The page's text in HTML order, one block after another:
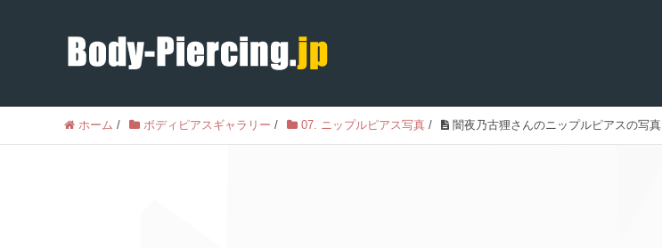
ホーム / ボディピアスギャラリー / 07. ニップルピアス写真 / 闇夜乃古狸さんのニップルピアスの写真